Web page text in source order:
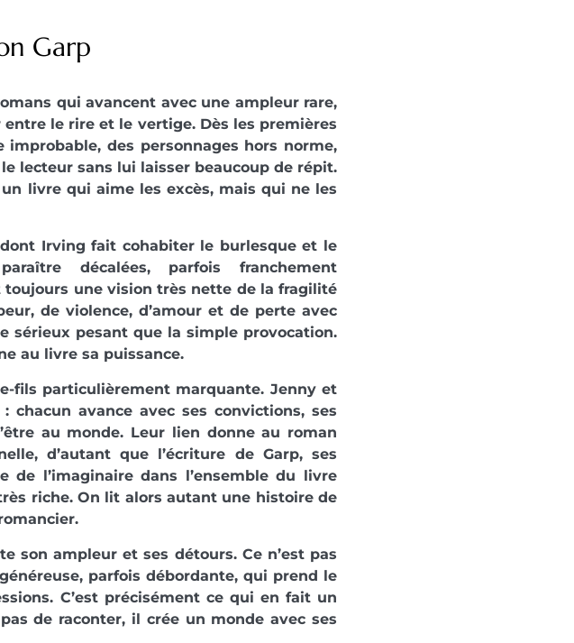
Garp
qui avancent avec une ampleur rare,
le rire et le vertige. Dès les premières
des personnages hors norme,
lecteur sans lui laisser beaucoup de répit.
livre qui aime les excès, mais qui ne les
Irving fait cohabiter le burlesque et le
décalées, parfois franchement
une vision très nette de la fragilité
de violence, d’amour et de perte avec
sérieux pesant que la simple provocation.
au livre sa puissance.
fils particulièrement marquante. Jenny et
avance avec ses convictions, ses
au monde. Leur lien donne au roman
d’autant que l’écriture de Garp, ses
l’imaginaire dans l’ensemble du livre
riche. On lit alors autant une histoire de
son ampleur et ses détours. Ce n’est pas
parfois débordante, qui prend le
C’est précisément ce qui en fait un
de raconter, il crée un monde avec ses